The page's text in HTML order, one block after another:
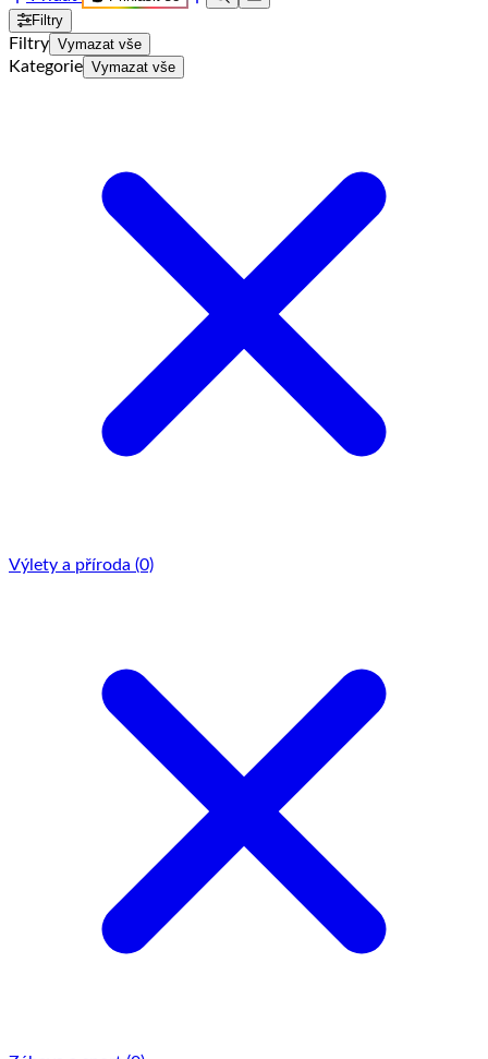
Filtry
Filtry Vymazat vše
Kategorie Vymazat vše
Výlety a příroda (0)